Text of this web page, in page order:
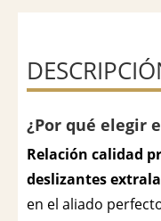
¿Por qué elegir
Relación calidad
deslizantes
en el aliado